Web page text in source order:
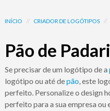
INÍCIO // CRIADOR DE LOGÓTIPOS //
Pão de
Se precisar de um logótipo de a
logótipo ou até depão, este
perfeito. Personalize o design
perfeito para a sua empresa ou